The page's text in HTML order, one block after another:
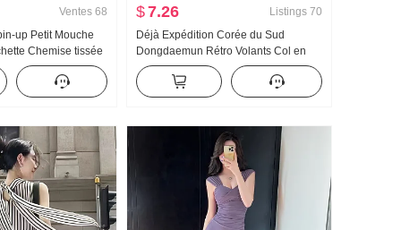
Ventes 68
up Petit Mouche
Chemise tissée
Été Nouveau
universitaire Plissé
deux
$7.26 Listings 70
Déjà Expédition Corée du Sud
Dongdaemun Rétro Volants Col en
dentelle Conception Ample Manches
évasées Chemise pour femmes